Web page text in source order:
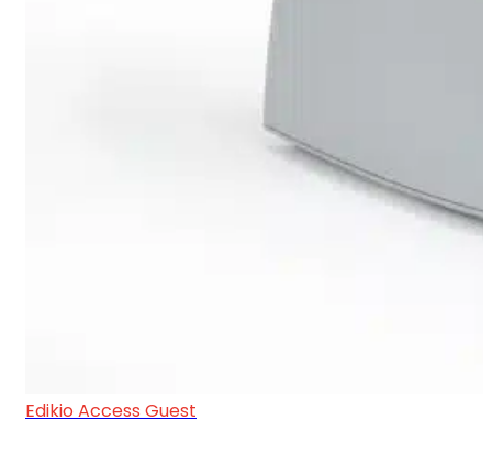
Edikio Access Guest